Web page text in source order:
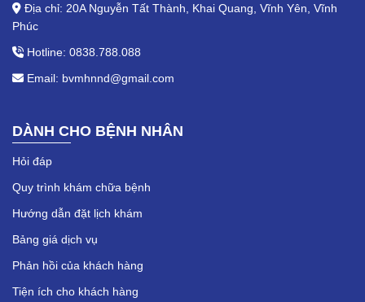
Địa chỉ: 20A Nguyễn Tất Thành, Khai Quang, Vĩnh Yên, Vĩnh
Phúc
Hotline: 0838.788.088
Email: bvmhnnd@gmail.com
DÀNH CHO BỆNH NHÂN
Hỏi đáp
Quy trình khám chữa bệnh
Hướng dẫn đặt lịch khám
Bảng giá dịch vụ
Phản hồi của khách hàng
Tiện ích cho khách hàng